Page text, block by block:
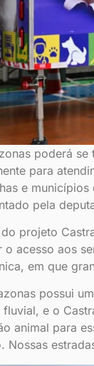
poderá
para
e
pela
projeto
o acesso aos
em que
possui
e o
animal para
Nossas